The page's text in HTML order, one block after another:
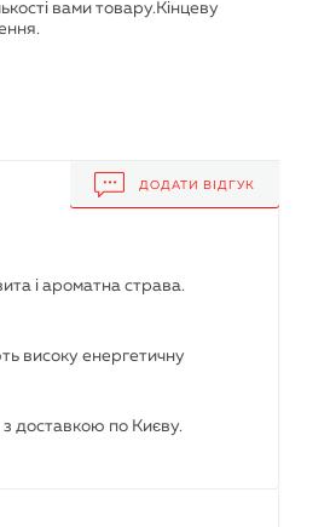
ДОДАТИ ВІДГУК
і ароматна страва.
високу енергетичну
з доставкою по Києву.